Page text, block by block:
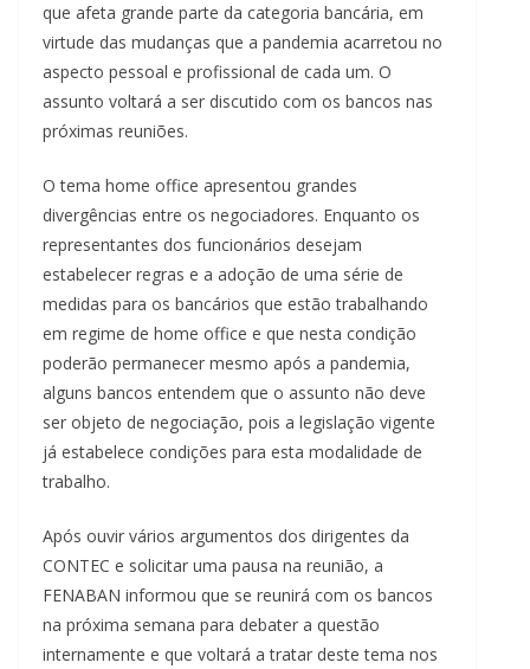
que afeta grande parte da categoria bancária, em
virtude das mudanças que a pandemia acarretou no
aspecto pessoal e profissional de cada um. O
assunto voltará a ser discutido com os bancos nas
próximas reuniões.
O tema home office apresentou grandes
divergências entre os negociadores. Enquanto os
representantes dos funcionários desejam
estabelecer regras e a adoção de uma série de
medidas para os bancários que estão trabalhando
em regime de home office e que nesta condição
poderão permanecer mesmo após a pandemia,
alguns bancos entendem que o assunto não deve
ser objeto de negociação, pois a legislação vigente
já estabelece condições para esta modalidade de
trabalho.
Após ouvir vários argumentos dos dirigentes da
CONTEC e solicitar uma pausa na reunião, a
FENABAN informou que se reunirá com os bancos
na próxima semana para debater a questão
internamente e que voltará a tratar deste tema nos